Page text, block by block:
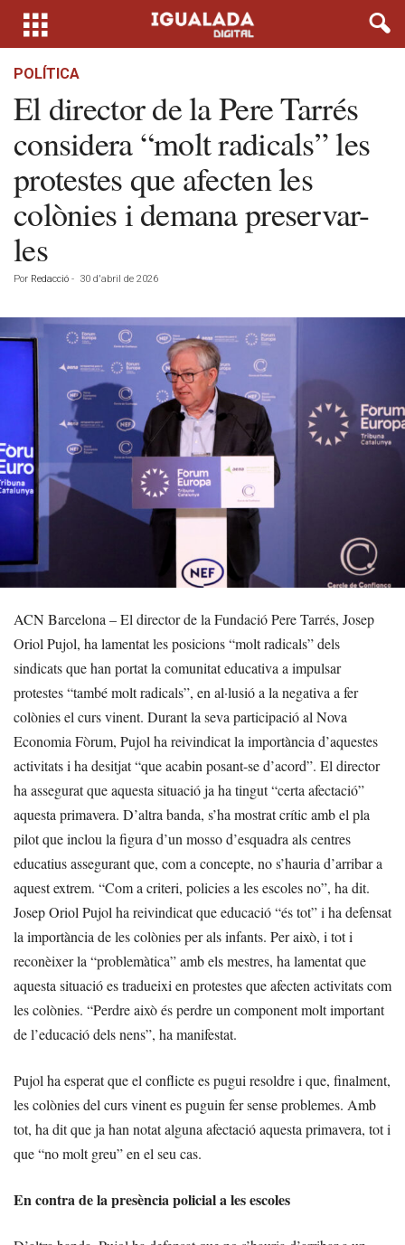
POLÍTICA
El director de la Pere Tarrés
considera “molt radicals” les
protestes que afecten les
colònies i demana preservar-
les
Por Redacció - 30 d'abril de 2026
ACN Barcelona – El director de la Fundació Pere Tarrés, Josep
Oriol Pujol, ha lamentat les posicions “molt radicals” dels
sindicats que han portat la comunitat educativa a impulsar
protestes “també molt radicals”, en al·lusió a la negativa a fer
colònies el curs vinent. Durant la seva participació al Nova
Economia Fòrum, Pujol ha reivindicat la importància d’aquestes
activitats i ha desitjat “que acabin posant-se d’acord”. El director
ha assegurat que aquesta situació ja ha tingut “certa afectació”
aquesta primavera. D’altra banda, s’ha mostrat crític amb el pla
pilot que inclou la figura d’un mosso d’esquadra als centres
educatius assegurant que, com a concepte, no s’hauria d’arribar a
aquest extrem. “Com a criteri, policies a les escoles no”, ha dit.
Josep Oriol Pujol ha reivindicat que educació “és tot” i ha defensat
la importància de les colònies per als infants. Per això, i tot i
reconèixer la “problemàtica” amb els mestres, ha lamentat que
aquesta situació es tradueixi en protestes que afecten activitats com
les colònies. “Perdre això és perdre un component molt important
de l’educació dels nens”, ha manifestat.
Pujol ha esperat que el conflicte es pugui resoldre i que, finalment,
les colònies del curs vinent es puguin fer sense problemes. Amb
tot, ha dit que ja han notat alguna afectació aquesta primavera, tot i
que “no molt greu” en el seu cas.
En contra de la presència policial a les escoles